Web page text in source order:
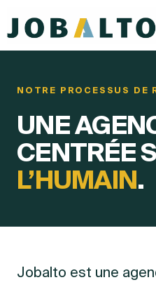
NOTRE PROCESSUS DE
UNE
CENTRÉE
L’HUMAIN.
Jobalto est une